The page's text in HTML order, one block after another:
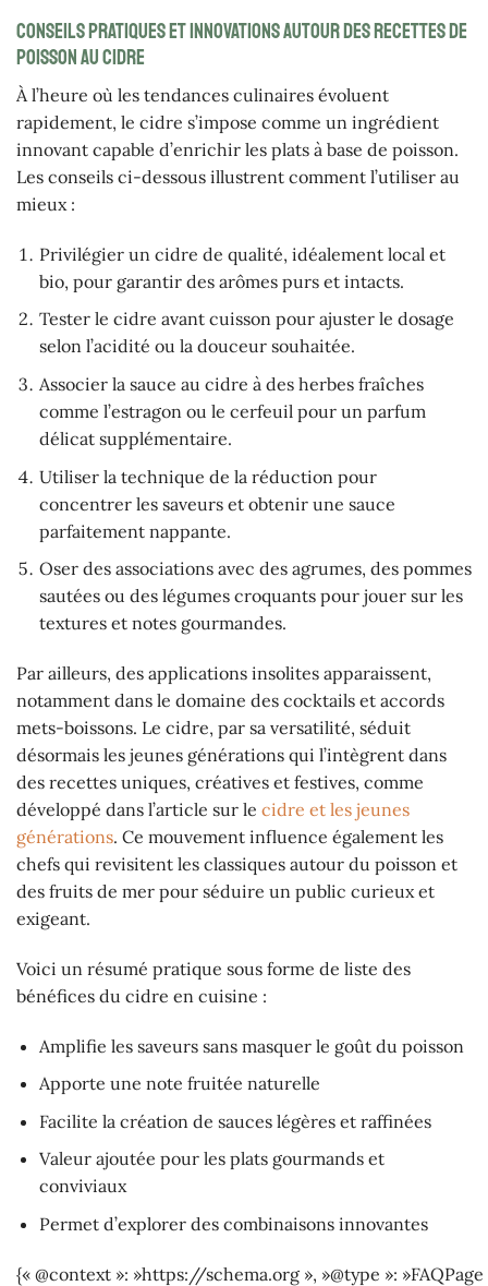
Conseils pratiques et innovations autour des recettes de
poisson au cidre
À l’heure où les tendances culinaires évoluent
rapidement, le cidre s’impose comme un ingrédient
innovant capable d’enrichir les plats à base de poisson.
Les conseils ci-dessous illustrent comment l’utiliser au
mieux :
Privilégier un cidre de qualité, idéalement local et
bio, pour garantir des arômes purs et intacts.
Tester le cidre avant cuisson pour ajuster le dosage
selon l’acidité ou la douceur souhaitée.
Associer la sauce au cidre à des herbes fraîches
comme l’estragon ou le cerfeuil pour un parfum
délicat supplémentaire.
Utiliser la technique de la réduction pour
concentrer les saveurs et obtenir une sauce
parfaitement nappante.
Oser des associations avec des agrumes, des pommes
sautées ou des légumes croquants pour jouer sur les
textures et notes gourmandes.
Par ailleurs, des applications insolites apparaissent,
notamment dans le domaine des cocktails et accords
mets-boissons. Le cidre, par sa versatilité, séduit
désormais les jeunes générations qui l’intègrent dans
des recettes uniques, créatives et festives, comme
développé dans l’article sur le cidre et les jeunes
générations. Ce mouvement influence également les
chefs qui revisitent les classiques autour du poisson et
des fruits de mer pour séduire un public curieux et
exigeant.
Voici un résumé pratique sous forme de liste des
bénéfices du cidre en cuisine :
Amplifie les saveurs sans masquer le goût du poisson
Apporte une note fruitée naturelle
Facilite la création de sauces légères et raffinées
Valeur ajoutée pour les plats gourmands et
conviviaux
Permet d’explorer des combinaisons innovantes
{« @context »: »https://schema.org », »@type »: